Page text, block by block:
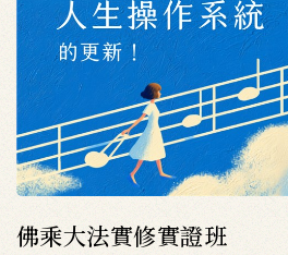
佛乘大法實修實證班